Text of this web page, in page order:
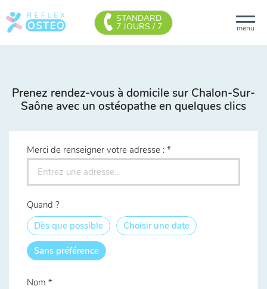
menu
STANDARD
7 JOURS / 7
Prenez rendez-vous à domicile sur Chalon-Sur-
Saône avec un ostéopathe en quelques clics
Merci de renseigner votre adresse :
Quand ?
Dès que possible
Choisir une date
Sans préférence
Nom